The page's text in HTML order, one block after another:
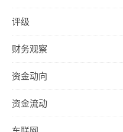
评级
财务观察
资金动向
资金流动